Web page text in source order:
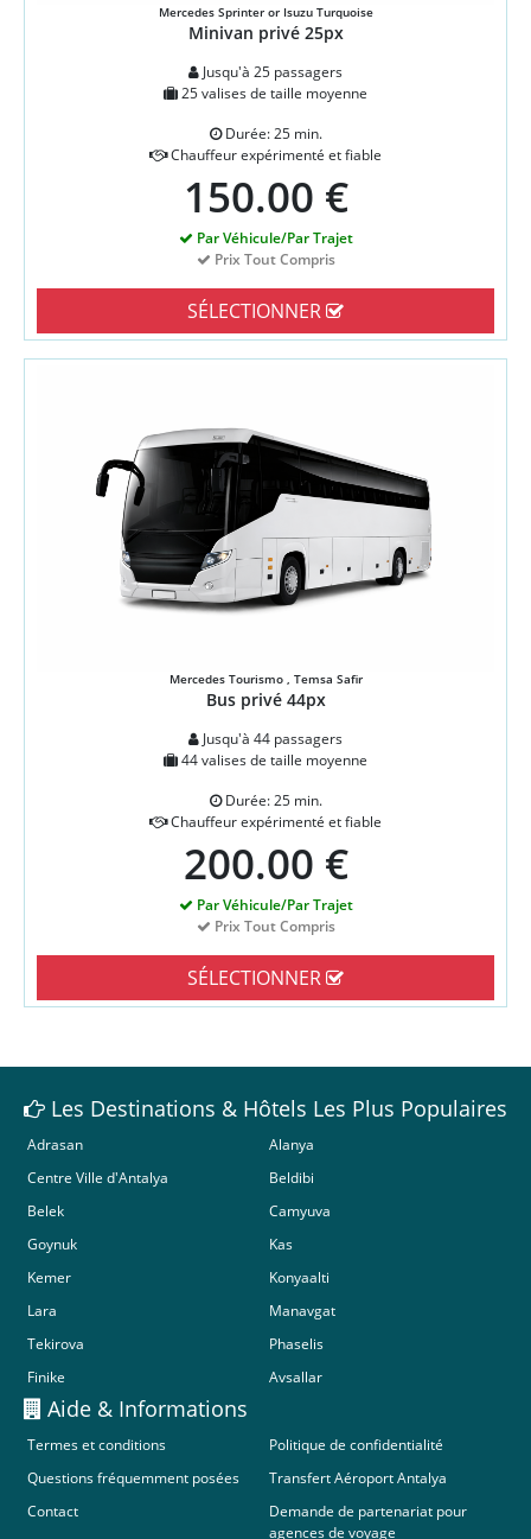
Mercedes Sprinter or Isuzu Turquoise
Minivan privé 25px
Jusqu'à 25 passagers
25 valises de taille moyenne
Durée: 25 min.
Chauffeur expérimenté et fiable
150.00 €
Par Véhicule/Par Trajet
Prix Tout Compris
SÉLECTIONNER
Mercedes Tourismo , Temsa Safir
Bus privé 44px
Jusqu'à 44 passagers
44 valises de taille moyenne
Durée: 25 min.
Chauffeur expérimenté et fiable
200.00 €
Par Véhicule/Par Trajet
Prix Tout Compris
SÉLECTIONNER
Les Destinations & Hôtels Les Plus Populaires
Adrasan
Alanya
Centre Ville d'Antalya
Beldibi
Belek
Camyuva
Goynuk
Kas
Kemer
Konyaalti
Lara
Manavgat
Tekirova
Phaselis
Finike
Avsallar
Aide & Informations
Termes et conditions
Politique de confidentialité
Questions fréquemment posées
Transfert Aéroport Antalya
Contact
Demande de partenariat pour
agences de voyage